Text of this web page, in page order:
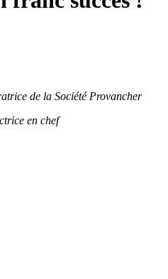
de la Société Provancher
en chef